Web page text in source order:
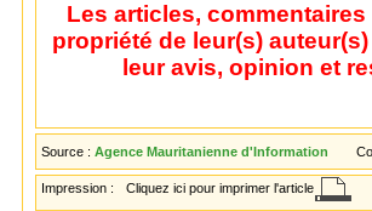
Les articles,
propriété de leur(s)
leur avis, opinion et
Source : Agence Mauritanienne d'Information
Impression : Cliquez ici pour imprimer l'article